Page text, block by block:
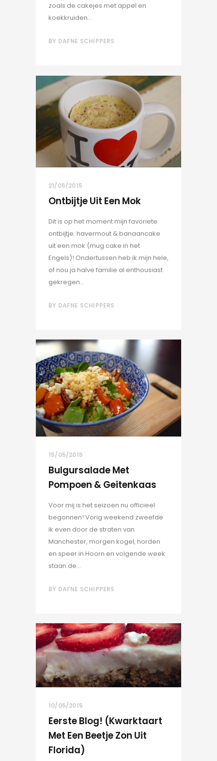
zoals de cakejes met appel en
koekkruiden...
BY DAFNE SCHIPPERS
21/05/2015
Ontbijtje Uit Een Mok
Dit is op het moment mijn favoriete
ontbijtje: havermout & banaancake
uit een mok (mug cake in het
Engels)! Ondertussen heb ik mijn hele,
of nou ja halve familie al enthousiast
gekregen...
BY DAFNE SCHIPPERS
15/05/2015
Bulgursalade Met
Pompoen & Geitenkaas
Voor mij is het seizoen nu officieel
begonnen! Vorig weekend zweefde
ik even door de straten van
Manchester, morgen kogel, horden
en speer in Hoorn en volgende week
staan de...
BY DAFNE SCHIPPERS
10/05/2015
Eerste Blog! (kwarktaart
Met Een Beetje Zon Uit
Florida)